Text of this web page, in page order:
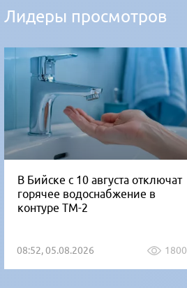
Лидеры просмотров
В Бийске с 10 августа отключат
горячее водоснабжение в
контуре ТМ-2
08:52, 05.08.2026 1800